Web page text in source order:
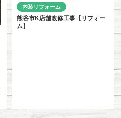
内装リフォーム
熊谷市K店舗改修工事【リフォー
ム】